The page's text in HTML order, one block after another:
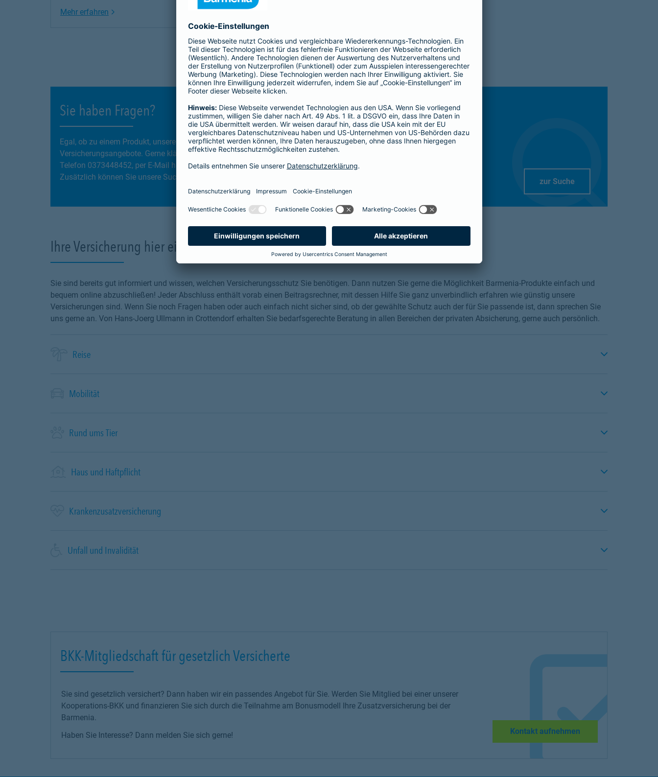
Mehr erfahren Link Opens in New Tab
Sie haben Fragen?
Egal, ob zu einem Produkt, unseren Services, dem Unternehmen oder allgemeinen Themen rund um unsere
Versicherungsangebote. Gerne klären wir gemeinsam Ihre Fragen persönlich vor Ort in Crottendorf, unter
Telefon 0373448452, per E-Mail hans-joerg.ullmann@barmenia.de oder auf anderem digitalen Weg.
Zusätzlich können Sie unsere Suchfunktion verwenden und Ihre Frage dort eingeben.
zur Suche
Ihre Versicherung hier einfach online abschließen
Sie sind bereits gut informiert und wissen, welchen Versicherungsschutz Sie benötigen. Dann nutzen Sie gerne die Möglichkeit Barmenia-Produkte einfach und
bequem online abzuschließen! Jeder Abschluss enthält vorab einen Beitragsrechner, mit dessen Hilfe Sie ganz unverbindlich erfahren wie günstig unsere
Versicherungen sind. Wenn Sie noch Fragen haben oder auch einfach nicht sicher sind, ob der gewählte Schutz auch der für Sie passende ist, dann sprechen Sie
uns gerne an. Von Hans-Joerg Ullmann in Crottendorf erhalten Sie bedarfsgerechte Beratung in allen Bereichen der privaten Absicherung, gerne auch persönlich.
Reise
Mobilität
Rund ums Tier
Haus und Haftpflicht
Krankenzusatzversicherung
Unfall und Invalidität
BKK-Mitgliedschaft für gesetzlich Versicherte
Sie sind gesetzlich versichert? Dann haben wir ein passendes Angebot für Sie. Werden Sie Mitglied bei einer unserer
Kooperations-BKK und finanzieren Sie sich durch die Teilnahme am Bonusmodell Ihre Zusatzversicherung bei der
Barmenia.
Haben Sie Interesse? Dann melden Sie sich gerne!
Kontakt aufnehmen